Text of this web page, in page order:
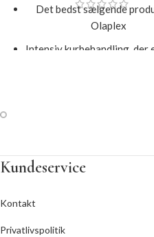
Det bedst sælgende
Olaplex
Intensiv kurbehandling,
Størrelse: 100 ml
Kundeservice
Kontakt
Privatlivspolitik